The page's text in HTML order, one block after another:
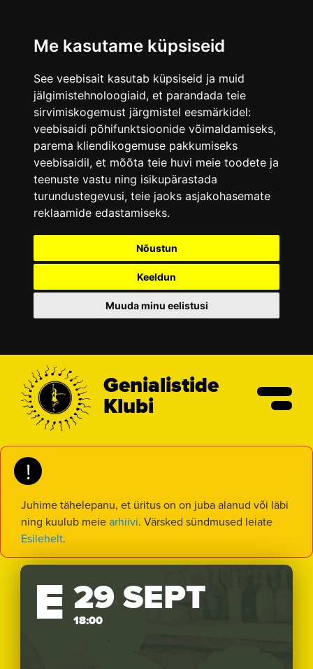
Me kasutame küpsiseid
See veebisait kasutab küpsiseid ja muid
jälgimistehnoloogiaid, et parandada teie
sirvimiskogemust järgmistel eesmärkidel:
veebisaidi põhifunktsioonide võimaldamiseks,
parema kliendikogemuse pakkumiseks
veebisaidil, et mõõta teie huvi meie toodete ja
teenuste vastu ning isikupärastada
turundustegevusi, teie jaoks asjakohasemate
reklaamide edastamiseks.
Nõustun
Keeldun
Muuda minu eelistusi
Genialistide
Klubi
!
Juhime tähelepanu, et üritus on on juba alanud või läbi
ning kuulub meiearhiivi. Värsked sündmused leiate
Esilehelt.
E 29 SEPT
18:00